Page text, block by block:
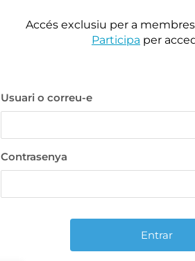
Accés exclusiu per a
Participa per
Usuari o correu-e
Contrasenya